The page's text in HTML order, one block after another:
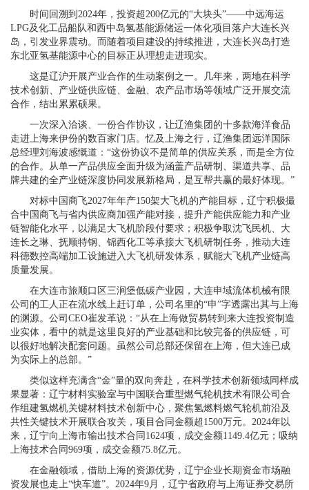
时间回溯到2024年，投资超200亿元的“大块头”——中远海运
LPG及化工品船队和西中岛氢基能源储运一体化项目落户大连长兴
岛，引发业界震动。而随着项目建设的持续推进，大连长兴岛打造
东北亚氢基能源中心的目标正从理想走进现实。
这是辽沪开展产业合作的生动案例之一。几年来，两地在科学
技术创新、产业链供应链、金融、农产品市场等领域广泛开展交流
合作，结出累累硕果。
一次深入洽谈、一份合作协议，让辽渔集团的十多款海洋食品
走进上海来伊份的数百家门店。忆及上海之行，辽渔集团远洋国际
总经理刘海波感慨道：“这份协议不是简单的供应关系，而是全方位
的合作。从单一产品供应全面升级为涵盖产品研制、渠道共享、品
牌共建的全产业链深度协同发展新格局，是互帮共赢的最好体现。”
对标中国商飞2027年年产150架大飞机的产能目标，辽宁积极撮
合中国商飞与省内供应商加强产能对接，提升产能供应能力和产业
链智能化水平，以满足大飞机阶段付要求；积极争取沈飞民机、大
连长之琳、抚顺特钢、锦西化工等承接大飞机研制任务，推动大连
科德数控高端加工设施进入大飞机研发体系，赋能大飞机产业链高
质量发展。
在大连市旅顺口区三涧堡低碳产业园，大连申域流体机械有限
公司的工人正在流水线上赶订单，公司名里的“申”字透露出其与上海
的渊源。公司CEO崔发革说：“从在上海做贸易转到来大连投资制造
业实体，看中的就是这里良好的产业基础和比较完备的供应链，可
以很好地解决配套问题。虽然公司总部还保留在上海，但大连已成
为实际上的总部。”
类似这样充满含“金”量的双向奔赴，在科学技术创新领域同样成
果显著：辽宁材料实验室与中国联合重型燃气轮机技术有限公司合
作组建氢燃机关键材料技术创新中心，聚焦氢燃料燃气轮机前沿及
共性关键技术开展联合攻关，项目合同金额超1500万元。2024年以
来，辽宁向上海市输出技术合同1624项，成交金额1149.4亿元；吸纳
上海技术合同969项，成交金额75.8亿元。
在金融领域，借助上海的资源优势，辽宁企业长期资金市场融
资发展也走上“快车道”。2024年9月，辽宁省政府与上海证券交易所